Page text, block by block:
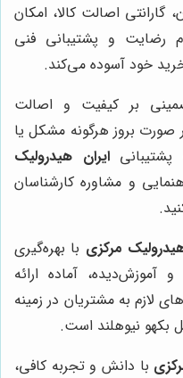
اصالت کالا، امکان
رضایت و پشتیبانی فنی
خود آسوده می‌کند.
بر کیفیت و اصالت
بروز هرگونه مشکل یا
پشتیبانیایران هیدرولیک
و مشاوره کارشناسان
مرکزی با بهره‌گیری
آماده ارائه
لازم به مشتریان در زمینه
بکهو نیوهلند است.
با دانش و تجربه کافی،